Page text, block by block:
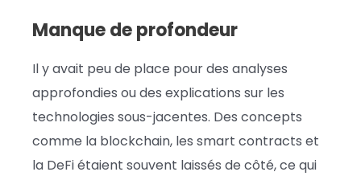
Manque de profondeur
Il y avait peu de place pour des analyses
approfondies ou des explications sur les
technologies sous-jacentes. Des concepts
comme la blockchain, les smart contracts et
la DeFi étaient souvent laissés de côté, ce qui